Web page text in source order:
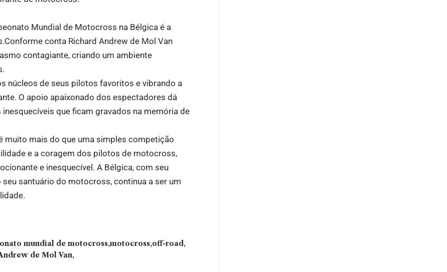
Mundial de Motocross na Bélgica é a
conta Richard Andrew de Mol Van
contagiante, criando um ambiente
núcleos de seus pilotos favoritos e vibrando a
O apoio apaixonado dos espectadores dá
que ficam gravados na memória de
muito mais do que uma simples competição
e a coragem dos pilotos de motocross,
e inesquecível. A Bélgica, com seu
santuário do motocross, continua a ser um
mundial de motocross motocross off-road
de Mol Van